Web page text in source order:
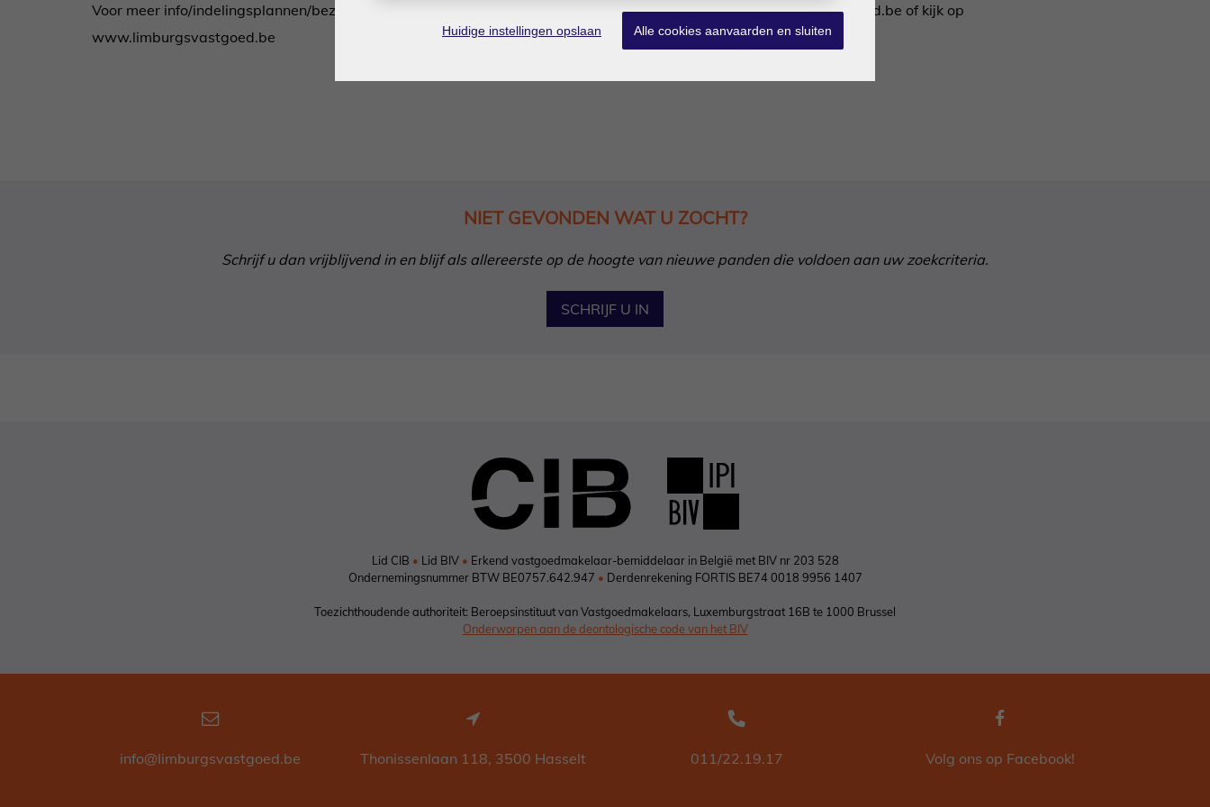
Voor meer info/indelingsplannen/bezichtiging bel Dario op 0472/09.27.56 of 011/22.19.17 - dario@limburgsvastgoed.be of kijk op
www.limburgsvastgoed.be
NIET GEVONDEN WAT U ZOCHT?
Schrijf u dan vrijblijvend in en blijf als allereerste op de hoogte van nieuwe panden die voldoen aan uw zoekcriteria.
SCHRIJF U IN
Lid CIB • Lid BIV • Erkend vastgoedmakelaar-bemiddelaar in België met BIV nr 203 528
Ondernemingsnummer BTW BE0757.642.947 • Derdenrekening FORTIS BE74 0018 9956 1407
Toezichthoudende authoriteit: Beroepsinstituut van Vastgoedmakelaars, Luxemburgstraat 16B te 1000 Brussel
Onderworpen aan de deontologische code van het BIV
info@limburgsvastgoed.be Thonissenlaan 118, 3500 Hasselt 011/22.19.17 Volg ons op Facebook!
Huidige instellingen opslaan Alle cookies aanvaarden en sluiten